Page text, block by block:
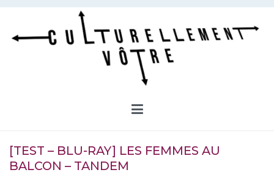
Aller
contenu
[TEST – BLU-RAY] LES FEMMES AU
BALCON – TANDEM